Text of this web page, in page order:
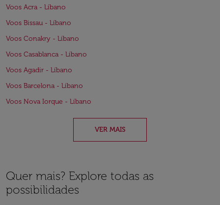
Voos Acra - Líbano
Voos Bissau - Líbano
Voos Conakry - Líbano
Voos Casablanca - Líbano
Voos Agadir - Líbano
Voos Barcelona - Líbano
Voos Nova Iorque - Líbano
VER MAIS
Quer mais? Explore todas as
possibilidades